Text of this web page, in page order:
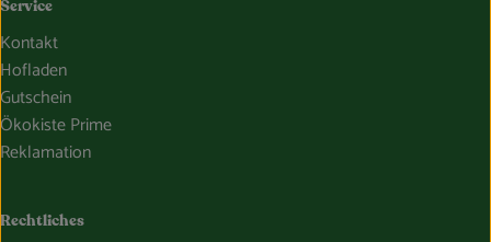
Service
Kontakt
Hofladen
Gutschein
Ökokiste Prime
Reklamation
Rechtliches